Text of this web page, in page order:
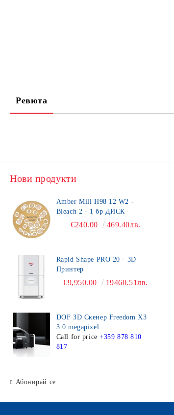
Ревюта
Нови продукти
Amber Mill H98 12 W2 -
Bleach 2 - 1 бр ДИСК
€240.00 469.40лв.
Rapid Shape PRO 20 - 3D
Принтер
€9,950.00 19460.51лв.
DOF 3D Скенер Freedom X3
3.0 megapixel
Call for price +359 878 810
817
Абонирай се